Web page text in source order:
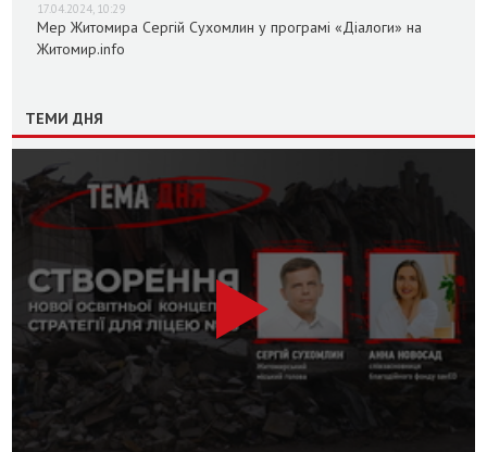
17.04.2024, 10:29
Мер Житомира Сергій Сухомлин у програмі «Діалоги» на
Житомир.info
ТЕМИ ДНЯ